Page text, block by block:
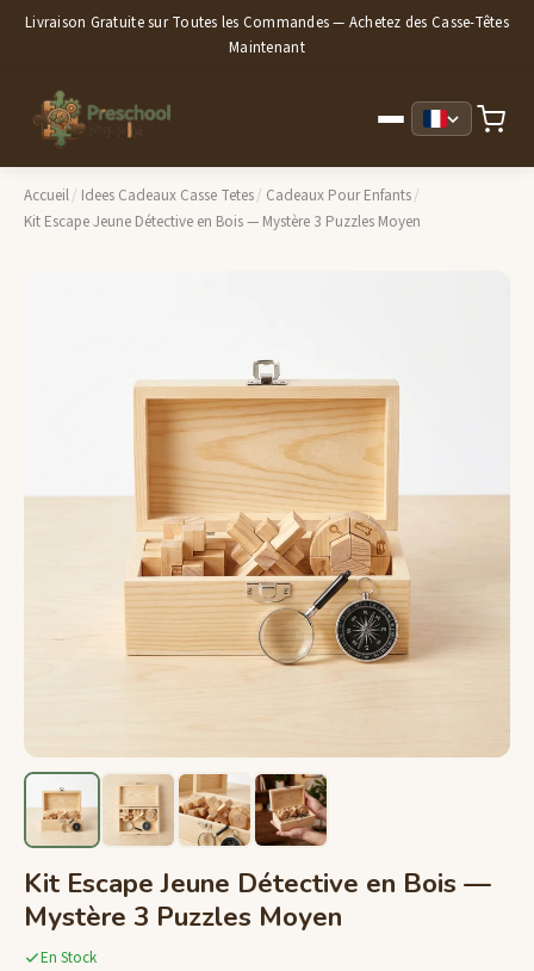
Livraison Gratuite sur Toutes les Commandes — Achetez des Casse-Têtes
Maintenant
Accueil/ Idees Cadeaux Casse Tetes/ Cadeaux Pour Enfants/
Kit Escape Jeune Détective en Bois — Mystère 3 Puzzles Moyen
Kit Escape Jeune Détective en Bois —
Mystère 3 Puzzles Moyen
En Stock